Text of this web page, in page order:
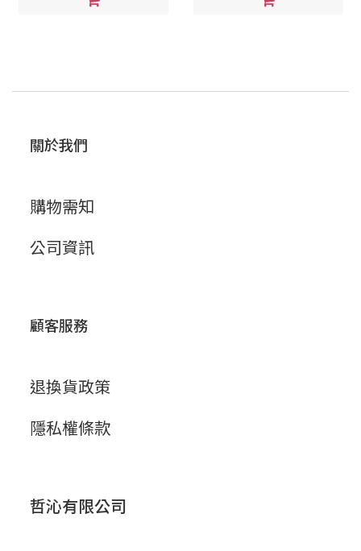
關於我們
購物需知
公司資訊
顧客服務
退換貨政策
隱私權條款
哲沁有限公司